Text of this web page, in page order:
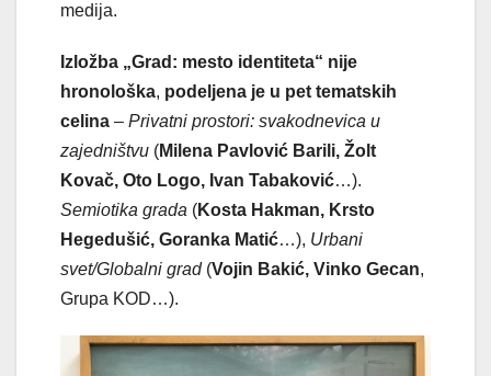
medija.
Izložba „Grad: mesto identiteta“ nije
hronološka, podeljena je u pet tematskih
celina – Privatni prostori: svakodnevica u
zajedništvu (Milena Pavlović Barili, Žolt
Kovač, Oto Logo, Ivan Tabaković…).
Semiotika grada (Kosta Hakman, Krsto
Hegedušić, Goranka Matić…), Urbani
svet/Globalni grad(Vojin Bakić, Vinko Gecan,
Grupa KOD…).